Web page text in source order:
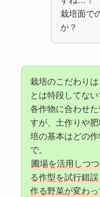
栽培面で
か？
栽培のこだわり
とは特段してない
各作物に合わせ
すが、土作りや
培の基本はどの
で。
圃場を活用しつ
る作型を試行錯
作る野菜が変わ